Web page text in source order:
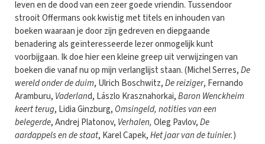
leven en de dood van een zeer goede vriendin. Tussendoor
strooit Offermans ook kwistig met titels en inhouden van
boeken waaraan je door zijn gedreven en diepgaande
benadering als geïnteresseerde lezer onmogelijk kunt
voorbijgaan. Ik doe hier een kleine greep uit verwijzingen van
boeken die vanaf nu op mijn verlanglijst staan. (Michel Serres,De
wereld onder de duim, Ulrich Boschwitz,De reiziger, Fernando
Aramburu, Vaderland, Lászlo Krasznahorkai,Baron Wenckheim
keert terug, Lidia Ginzburg, Omsingeld, notities van een
belegerde, Andrej Platonov, Verhalen,Oleg Pavlov,De
aardappels en de staat, Karel Capek,Het jaar van de tuinier.)